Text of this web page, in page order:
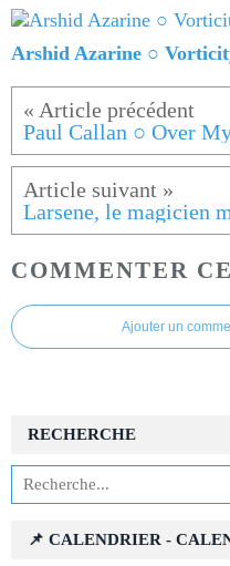
Arshid Azarine ○
Paul Callan ○ Over
Larsene, le magicien
COMMENTER
Ajouter un
RECHERCHE
📌 CALENDRIER -